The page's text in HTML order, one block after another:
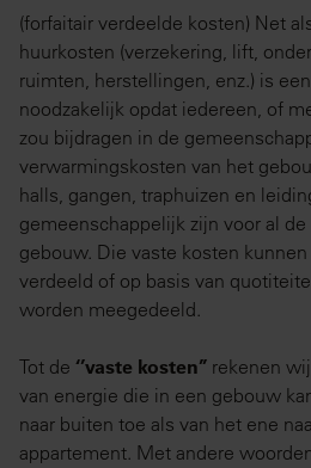
(forfaitair verdeelde kosten) Net
huurkosten (verzekering, lift,
ruimten, herstellingen, enz.) is
noodzakelijk opdat iedereen, of
zou bijdragen in de
verwarmingskosten van het
halls, gangen, traphuizen en
gemeenschappelijk zijn voor al
gebouw. Die vaste kosten
verdeeld of op basis van
worden meegedeeld.
Tot de ‘’vaste kosten’’ rekenen
van energie die in een gebouw
naar buiten toe als van het ene
appartement. Met andere